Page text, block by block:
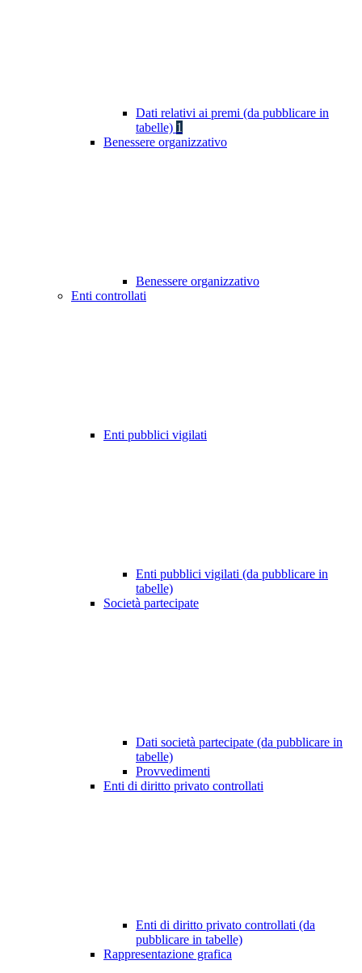
Dati relativi ai premi (da pubblicare in
tabelle) 1
Benessere organizzativo
Benessere organizzativo
Enti controllati
Enti pubblici vigilati
Enti pubblici vigilati (da pubblicare in
tabelle)
Società partecipate
Dati società partecipate (da pubblicare in
tabelle)
Provvedimenti
Enti di diritto privato controllati
Enti di diritto privato controllati (da
pubblicare in tabelle)
Rappresentazione grafica